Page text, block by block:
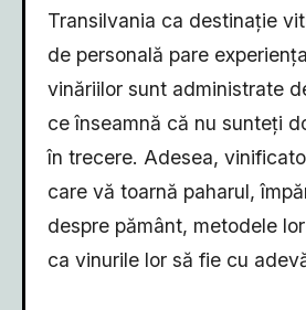
Transilvania ca destinație
de personală pare
vinăriilor sunt administrate
ce înseamnă că nu sunteți
în trecere. Adesea,
care vă toarnă paharul,
despre pământ, metodele
ca vinurile lor să fie cu